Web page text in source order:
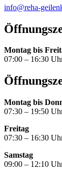
info@reha-
Montag bis
07:00 – 16:30
Montag bis
07:30 – 19:50
Freitag
07:30 – 16:30
Samstag
09:00 – 12:10